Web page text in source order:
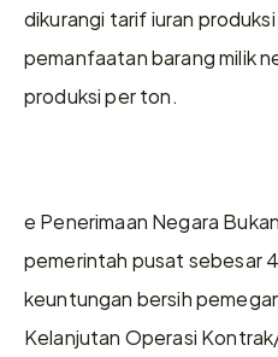
dikurangi tarif iuran
pemanfaatan barang milik
produksi per ton.
e Penerimaan Negara
pemerintah pusat sebesar
keuntungan bersih
Kelanjutan Operasi